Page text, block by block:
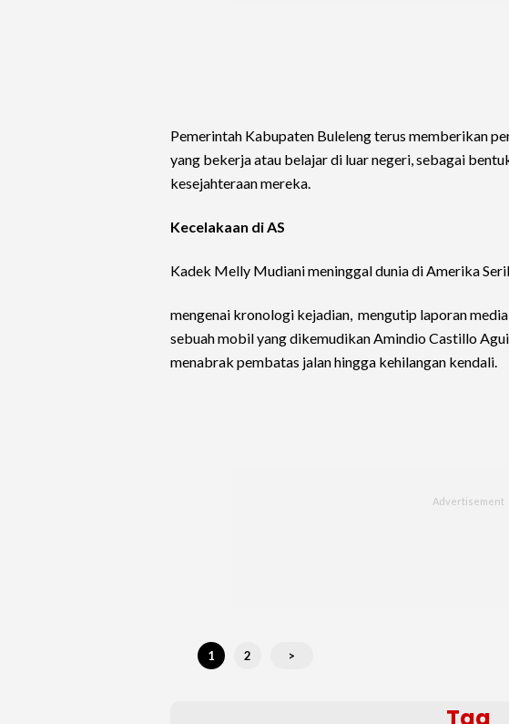
Pemerintah Kabupaten Buleleng terus memberikan
yang bekerja atau belajar di luar negeri, sebagai
kesejahteraan mereka.
Kecelakaan di AS
Kadek Melly Mudiani meninggal dunia di Amerika
mengenai kronologi kejadian, mengutip laporan
sebuah mobil yang dikemudikan Amindio Castillo
menabrak pembatas jalan hingga kehilangan kendali.
1 2 >